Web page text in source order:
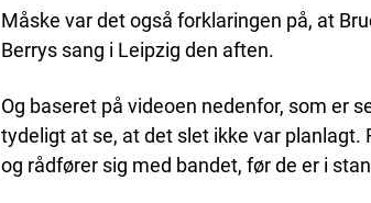
Måske var det også forklaringen på, at
Berrys sang i Leipzig den aften.
Og baseret på videoen nedenfor, som er
tydeligt at se, at det slet ikke var
og rådfører sig med bandet, før de er i